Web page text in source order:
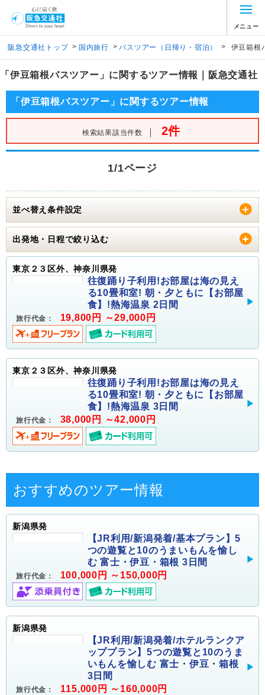
メニュー
阪急交通社トップ > 国内旅行 > バスツアー（日帰り・宿泊） > 伊豆箱根
「伊豆箱根バスツアー」に関するツアー情報｜阪急交通社
「伊豆箱根バスツアー」に関するツアー情報
検索結果該当件数 ｜ 2件
1/1ページ
並べ替え条件設定
出発地・日程で絞り込む
東京２３区外、神奈川県発
往復踊り子利用!お部屋は海の見え
る10畳和室! 朝・夕ともに【お部屋
食】!熱海温泉 2日間
旅行代金： 19,800円 ～29,000円
東京２３区外、神奈川県発
往復踊り子利用!お部屋は海の見え
る10畳和室! 朝・夕ともに【お部屋
食】!熱海温泉 3日間
旅行代金： 38,000円 ～42,000円
おすすめのツアー情報
新潟県発
【JR利用/新潟発着/基本プラン】5
つの遊覧と10のうまいもんを愉し
む 富士・伊豆・箱根 3日間
旅行代金： 100,000円 ～150,000円
新潟県発
【JR利用/新潟発着/ホテルランクア
ッププラン】5つの遊覧と10のうま
いもんを愉しむ 富士・伊豆・箱根
3日間
旅行代金： 115,000円 ～160,000円